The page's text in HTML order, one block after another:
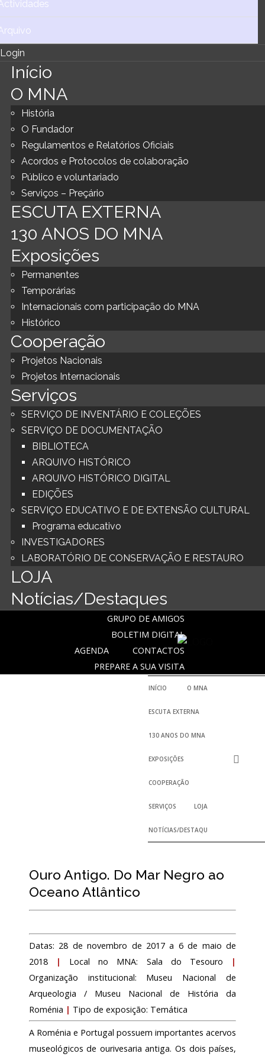
Login
Início
O MNA
História
O Fundador
Regulamentos e Relatórios Oficiais
Acordos e Protocolos de colaboração
Público e voluntariado
Serviços – Preçário
ESCUTA EXTERNA
130 ANOS DO MNA
Exposições
Permanentes
Temporárias
Internacionais com participação do MNA
Histórico
Cooperação
Projetos Nacionais
Projetos Internacionais
Serviços
SERVIÇO DE INVENTÁRIO E COLEÇÕES
SERVIÇO DE DOCUMENTAÇÃO
BIBLIOTECA
ARQUIVO HISTÓRICO
ARQUIVO HISTÓRICO DIGITAL
EDIÇÕES
SERVIÇO EDUCATIVO E DE EXTENSÃO CULTURAL
Programa educativo
INVESTIGADORES
LABORATÓRIO DE CONSERVAÇÃO E RESTAURO
LOJA
Notícias/Destaques
GRUPO DE AMIGOS
BOLETIM DIGITAL
CONTACTOS
AGENDA
PREPARE A SUA VISITA
INÍCIO O MNA
ESCUTA EXTERNA
130 ANOS DO MNA
EXPOSIÇÕES
COOPERAÇÃO
SERVIÇOS LOJA
NOTÍCIAS/DESTAQUES
Ouro Antigo. Do Mar Negro ao
Oceano Atlântico
Datas: 28 de novembro de 2017 a 6 de maio de
2018
| Local no MNA: Sala do Tesouro
|
Organização institucional: Museu Nacional de
Arqueologia / Museu Nacional de História da
Roménia | Tipo de exposição: Temática
A Roménia e Portugal possuem importantes acervos
museológicos de ourivesaria antiga. Os dois países,